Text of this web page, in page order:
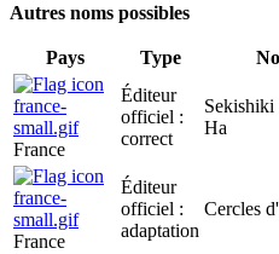
Autres noms possibles
Pays Type
France
Éditeur
officiel :
correct
Ha
France
Éditeur
officiel :
adaptation
Cercles